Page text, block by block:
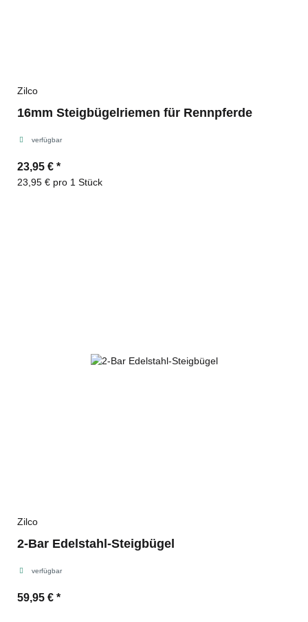
Zilco
16mm Steigbügelriemen für Rennpferde
verfügbar
23,95 € *
23,95 € pro 1 Stück
Zilco
2-Bar Edelstahl-Steigbügel
verfügbar
59,95 € *